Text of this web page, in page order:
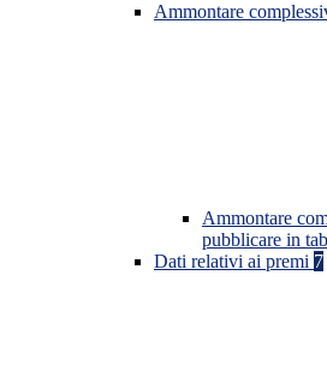
Ammontare
Ammontare
pubblicare in
Dati relativi ai premi 7